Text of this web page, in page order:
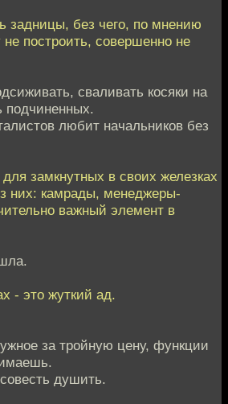
задницы, без чего, по мнению
не построить, совершенно не
сваливать косяки на
подчиненных.
любит начальников без
замкнутных в своих железках
них: камрады, менеджеры-
важный элемент в
- это жуткий ад.
за тройную цену, функции
душить.